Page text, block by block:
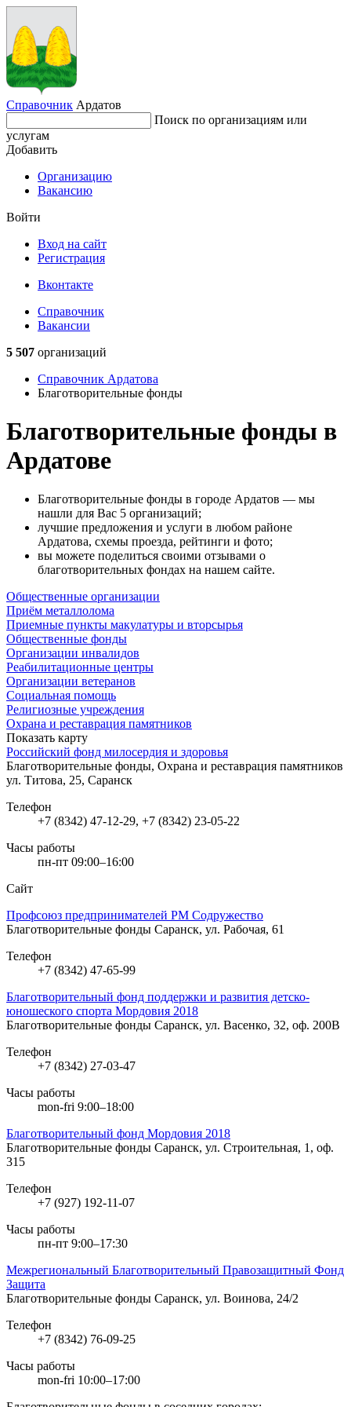
Справочник Ардатов
Поиск по организациям или
услугам
Добавить
Организацию
Вакансию
Войти
Вход на сайт
Регистрация
Вконтакте
Справочник
Вакансии
5 507 организаций
Справочник Ардатова
Благотворительные фонды
Благотворительные фонды в
Ардатове
Благотворительные фонды в городе Ардатов — мы
нашли для Вас 5 организаций;
лучшие предложения и услуги в любом районе
Ардатова, схемы проезда, рейтинги и фото;
вы можете поделиться своими отзывами о
благотворительных фондах на нашем сайте.
Общественные организации
Приём металлолома
Приемные пункты макулатуры и вторсырья
Общественные фонды
Организации инвалидов
Реабилитационные центры
Организации ветеранов
Социальная помощь
Религиозные учреждения
Охрана и реставрация памятников
Показать карту
Российский фонд милосердия и здоровья
Благотворительные фонды, Охрана и реставрация памятников
ул. Титова, 25, Саранск
Телефон
+7 (8342) 47-12-29, +7 (8342) 23-05-22
Часы работы
пн-пт 09:00–16:00
Сайт
Профсоюз предпринимателей РМ Содружество
Благотворительные фонды Саранск, ул. Рабочая, 61
Телефон
+7 (8342) 47-65-99
Благотворительный фонд поддержки и развития детско-
юношеского спорта Мордовия 2018
Благотворительные фонды Саранск, ул. Васенко, 32, оф. 200В
Телефон
+7 (8342) 27-03-47
Часы работы
mon-fri 9:00–18:00
Благотворительный фонд Мордовия 2018
Благотворительные фонды Саранск, ул. Строительная, 1, оф.
315
Телефон
+7 (927) 192-11-07
Часы работы
пн-пт 9:00–17:30
Межрегиональный Благотворительный Правозащитный Фонд
Защита
Благотворительные фонды Саранск, ул. Воинова, 24/2
Телефон
+7 (8342) 76-09-25
Часы работы
mon-fri 10:00–17:00